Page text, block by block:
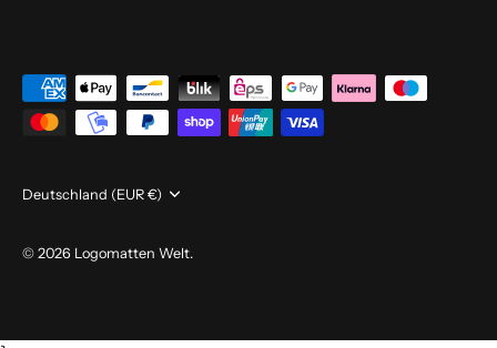
Währung
Deutschland (EUR €)
© 2026 Logomatten Welt.